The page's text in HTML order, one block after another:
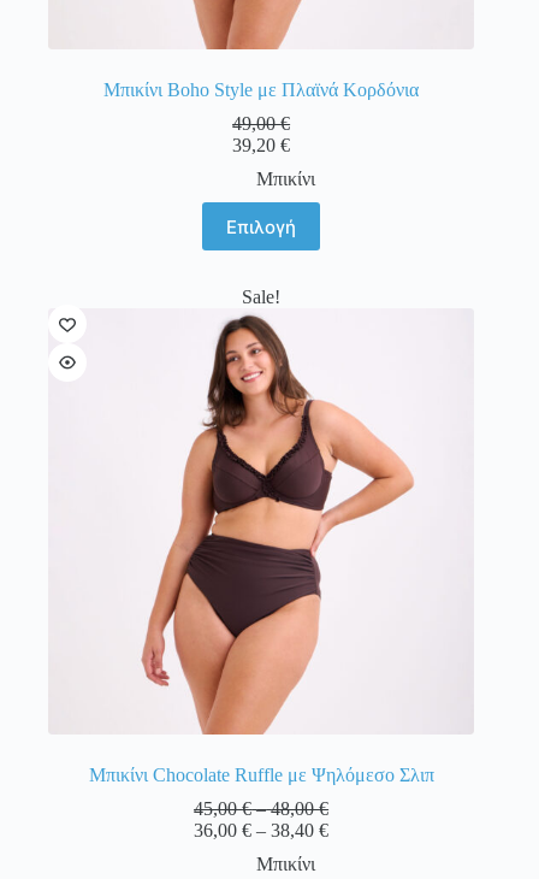
Μπικίνι Boho Style με Πλαϊνά Κορδόνια
49,00€
39,20€
Μπικίνι
Επιλογή
το
προϊόν
πολλαπλές
παραλλαγές.
Οι
επιλογές
μπορούν
να
επιλεγούν
στη
σελίδα
του
προϊόντος
Sale!
Μπικίνι Chocolate Ruffle με Ψηλόμεσο Σλιπ
45,00€ – 48,00€Price
range:
36,00€ – 38,40€Price
Μπικίνι